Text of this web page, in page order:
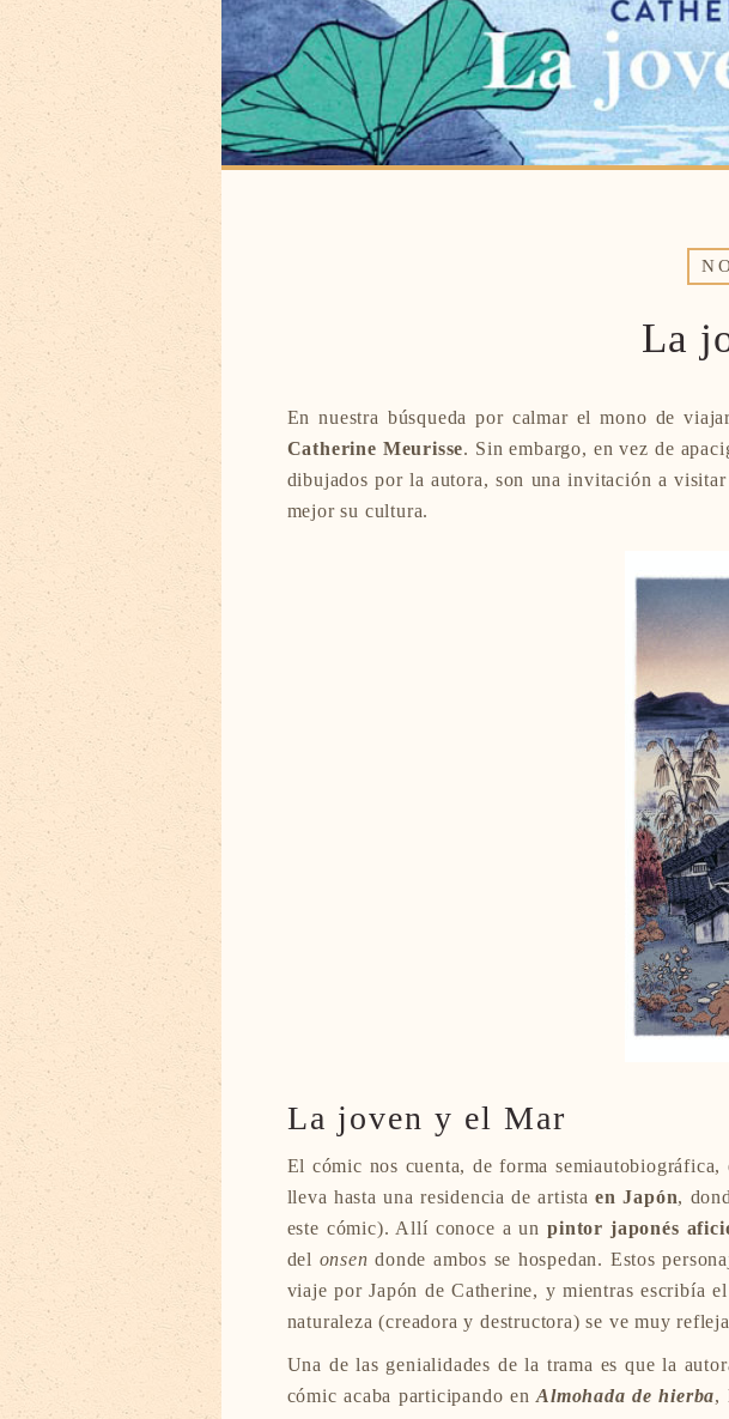
La
En nuestra búsqueda por calmar el mono de
Catherine Meurisse. Sin embargo, en vez de
dibujados por la autora, son una invitación a
mejor su cultura.
La joven y el Mar
El cómic nos cuenta, de forma
lleva hasta una residencia de artistaen Japón,
este cómic). Allí conoce a unpintor japonés
del onsen donde ambos se hospedan. Estos
viaje por Japón de Catherine, y mientras escribía
naturaleza (creadora y destructora) se ve muy
Una de las genialidades de la trama es que la
cómic acaba participando enAlmohada de hierba,